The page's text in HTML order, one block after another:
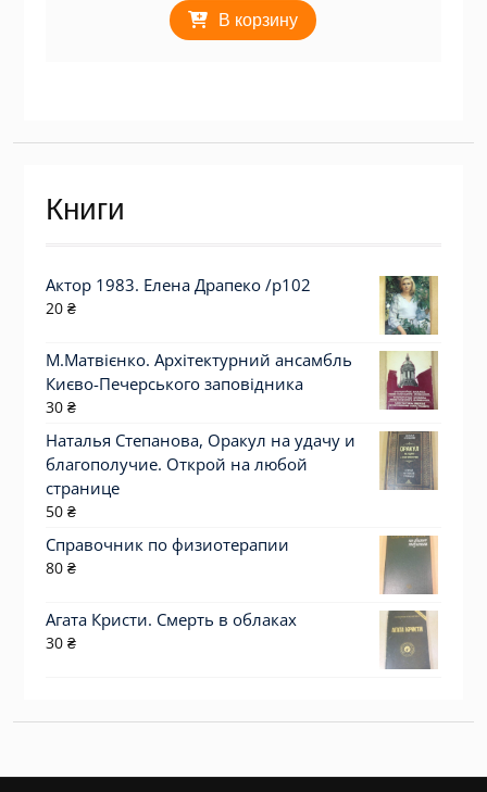
В корзину
Книги
Актор 1983. Елена Драпеко /p102
20 ₴
М.Матвієнко. Архітектурний ансамбль
Києво-Печерського заповідника
30 ₴
Наталья Степанова, Оракул на удачу и
благополучие. Открой на любой
странице
50 ₴
Справочник по физиотерапии
80 ₴
Агата Кристи. Смерть в облаках
30 ₴